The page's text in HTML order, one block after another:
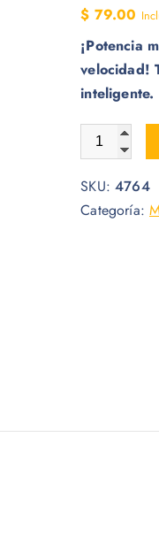
$ 79.00
¡Potencia
velocidad!
inteligente.
AMAZON
SKU:4764
Categoría: